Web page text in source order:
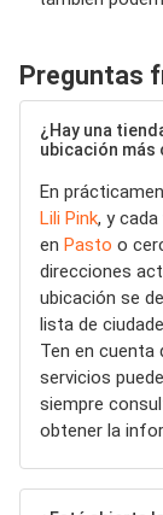
Preguntas
¿Hay una
ubicación más
En
Lili Pink, y
en Pasto o
direcciones
ubicación se
lista de
Ten en cuenta
servicios
siempre
obtener la